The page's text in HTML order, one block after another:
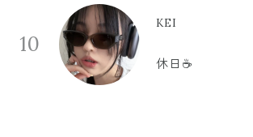
10
KEI
休日☕️